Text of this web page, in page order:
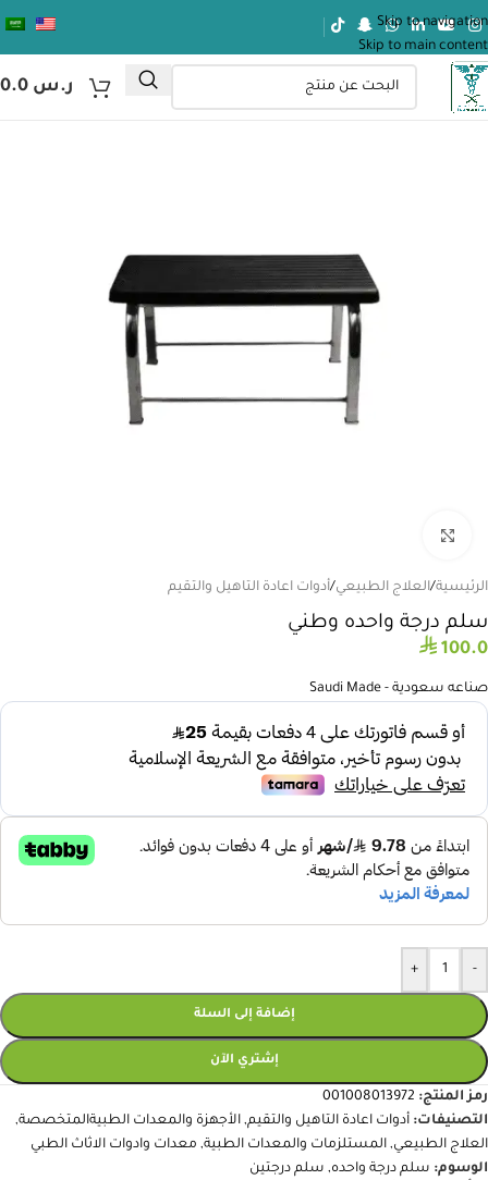
Skip to navigation
Skip to main content
ر.س
الرئيسية/العلاج الطبيعي/أدوات اعادة التاهيل والتقيم
سلم درجة واحده وطني
⃁ 100.0
صناعه سعودية - Saudi Made
-
+
إضافة إلى السلة
إشتري الآن
رمز المنتج: 001008013972
التصنيفات: أدوات اعادة التاهيل والتقيم, الأجهزة والمعدات الطبيةالمتخصصة,
العلاج الطبيعي, المستلزمات والمعدات الطبية, معدات وادوات الاثاث الطبي
الوسوم: سلم درجة واحده, سلم درجتين